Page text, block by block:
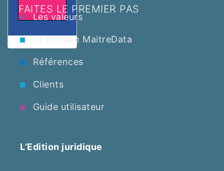
FAITES LE PREMIER PAS
Les valeurs
La mission MaitreData
Références
Clients
Guide utilisateur
L’Edition juridique